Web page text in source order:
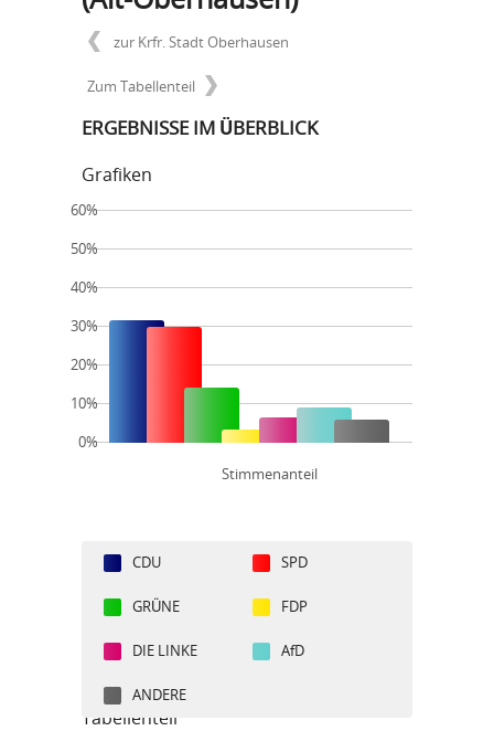
zur Krfr. Stadt Oberhausen
Zum Tabellenteil
ERGEBNISSE IM ÜBERBLICK
Grafiken
Stimmenanteil
60%
50%
40%
30%
20%
10%
0%
CDU SPD
GRÜNE FDP
DIE LINKE AfD
ANDERE
Tabellenteil